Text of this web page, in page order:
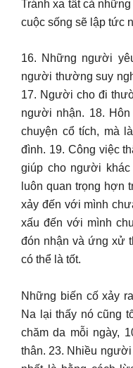
Tránh xa tất cả
cuộc sống sẽ lập tức
16. Những người
người thường suy
17. Người cho đi
người nhận. 18.
chuyện cổ tích, mà
đình. 19. Công việc
giúp cho người
luôn quan trọng hợn
xảy đến với mình
xấu đến với mình
đón nhận và ứng xử
có thể là tốt.
Những biến cố xảy
Na lại thấy nó cũng
chăm da mỗi ngày,
thân. 23. Nhiều